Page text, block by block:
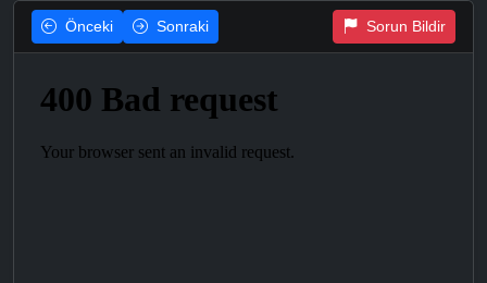
Önceki Sonraki Sorun Bildir